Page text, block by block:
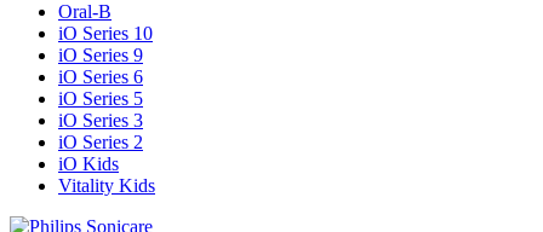
Oral-B
iO Series 10
iO Series 9
iO Series 6
iO Series 5
iO Series 3
iO Series 2
iO Kids
Vitality Kids